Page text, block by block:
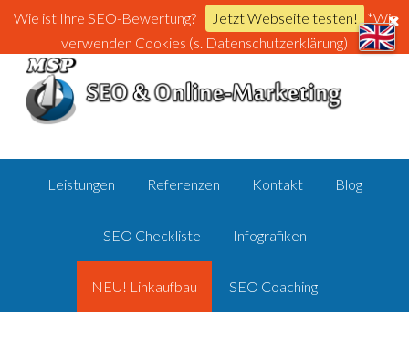
Leistungen Referenzen Kontakt Blog
SEO Checkliste Infografiken
NEU! Linkaufbau SEO Coaching
Wie ist Ihre SEO-Bewertung? Jetzt Webseite testen!
*Wir
verwenden Cookies (s. Datenschutzerklärung)